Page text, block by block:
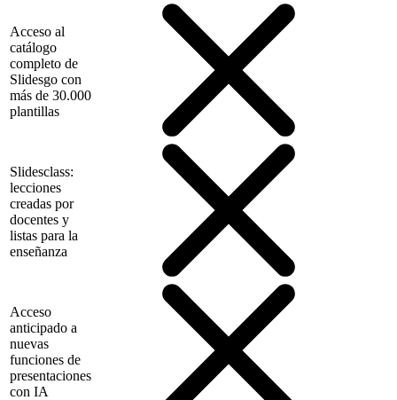
Acceso al
catálogo
completo de
Slidesgo con
más de 30.000
plantillas
Slidesclass:
lecciones
creadas por
docentes y
listas para la
enseñanza
Acceso
anticipado a
nuevas
funciones de
presentaciones
con IA